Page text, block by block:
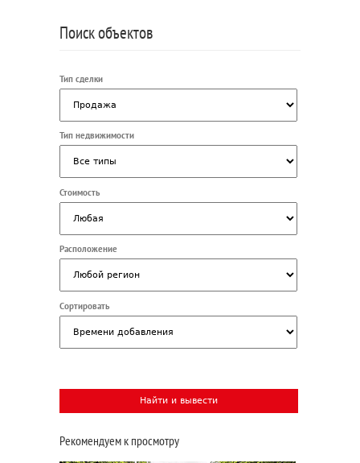
Поиск объектов
Тип сделки
Тип недвижимости
Стоимость
Расположение
Сортировать
Рекомендуем к просмотру